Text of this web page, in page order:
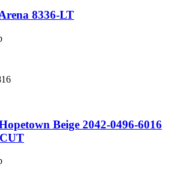
8336-LT
Beige 2042-0496-6016